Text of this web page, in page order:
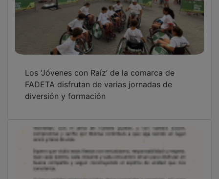
FADETA disfrutan de varias jornadas de
diversión y formación